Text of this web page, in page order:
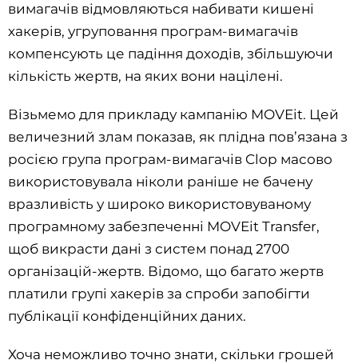
вимагачів відмовляються набивати кишені
хакерів, угруповання програм-вимагачів
компенсують це падіння доходів, збільшуючи
кількість жертв, на яких вони націлені.
Візьмемо для прикладу кампанію MOVEit. Цей
величезний злам показав, як плідна пов’язана з
росією група програм-вимагачів Clop масово
використовувала ніколи раніше не бачену
вразливість у широко використовуваному
програмному забезпеченні MOVEit Transfer,
щоб викрасти дані з систем понад 2700
організацій-жертв. Відомо, що багато жертв
платили групі хакерів за спроби запобігти
публікації конфіденційних даних.
Хоча неможливо точно знати, скільки грошей